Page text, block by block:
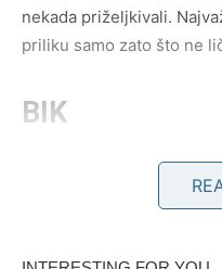
nekada priželjkivali.
priliku samo zato što ne
BIK
Bikovi su dugo osjećali
nekada imali. Ipak,